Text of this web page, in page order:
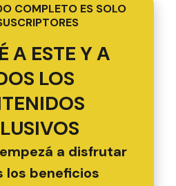
COMPLETO ES SOLO
A ESTE Y A
LOS
a disfrutar
los beneficios